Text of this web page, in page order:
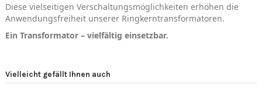
Diese vielseitigen Verschaltungsmöglichkeiten erhöhen die
Anwendungsfreiheit unserer Ringkerntransformatoren.
Ein Transformator – vielfältig einsetzbar.
Vielleicht gefällt Ihnen auch